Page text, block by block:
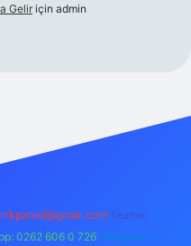
Gelir için admin
Teams:
0262 606 0 726 Telegram: